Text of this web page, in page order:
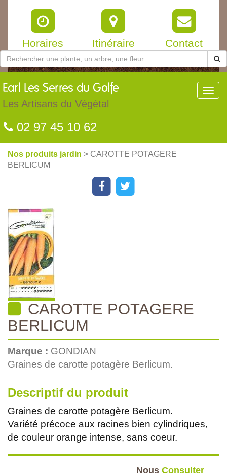
Horaires Itinéraire Contact
Earl Les Serres du Golfe
Les Artisans du Végétal
02 97 45 10 62
Nos produits jardin > CAROTTE POTAGERE
BERLICUM
CAROTTE POTAGERE
BERLICUM
Marque : GONDIAN
Graines de carotte potagère Berlicum.
Descriptif du produit
Graines de carotte potagère Berlicum.
Variété précoce aux racines bien cylindriques,
de couleur orange intense, sans coeur.
Nous Consulter